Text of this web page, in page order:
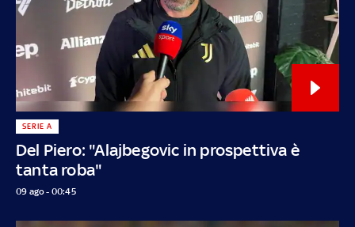
Del Piero: "Alajbegovic in prospettiva è
tanta roba"
SERIE A
09 ago - 00:45